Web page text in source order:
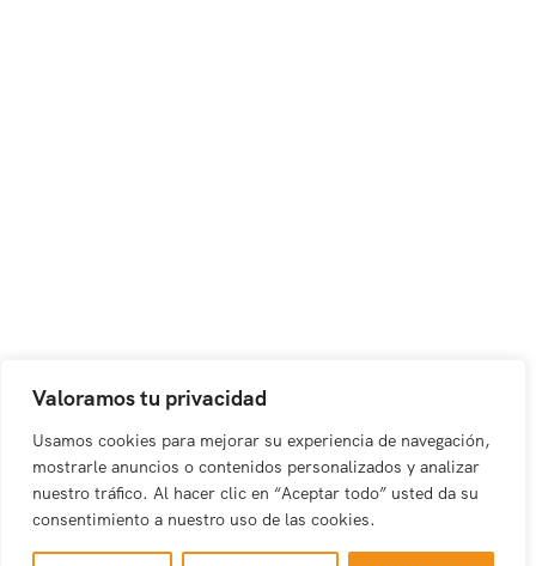
Valoramos tu privacidad
Usamos cookies para mejorar su experiencia de navegación,
mostrarle anuncios o contenidos personalizados y analizar
nuestro tráfico. Al hacer clic en “Aceptar todo” usted da su
consentimiento a nuestro uso de las cookies.